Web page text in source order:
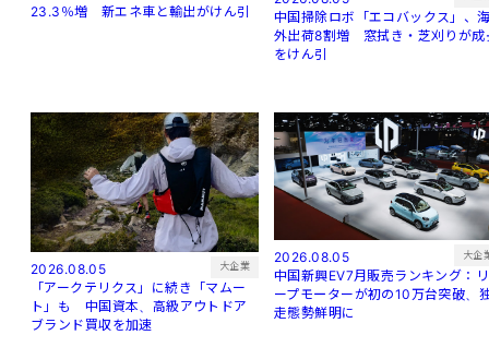
23.3％増 新エネ車と輸出がけん引
中国掃除ロボ「エコバックス」、
外出荷8割増 窓拭き・芝刈りが成
をけん引
2026.08.05 大企業
「アークテリクス」に続き「マムー
ト」も 中国資本、高級アウトドア
ブランド買収を加速
2026.08.05 大企
中国新興EV7月販売ランキング：リ
ープモーターが初の10万台突破、
走態勢鮮明に